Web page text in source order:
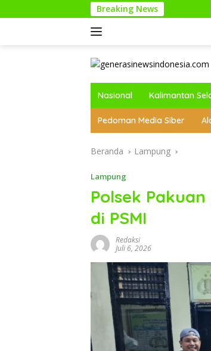
ke
Breaking News
DPP LDII Dorong
Nasional Kalimantan
Pedoman Media Siber
Beranda Lampung
Lampung
Polsek
di PSMI
Redaksi
Juli 6, 2026